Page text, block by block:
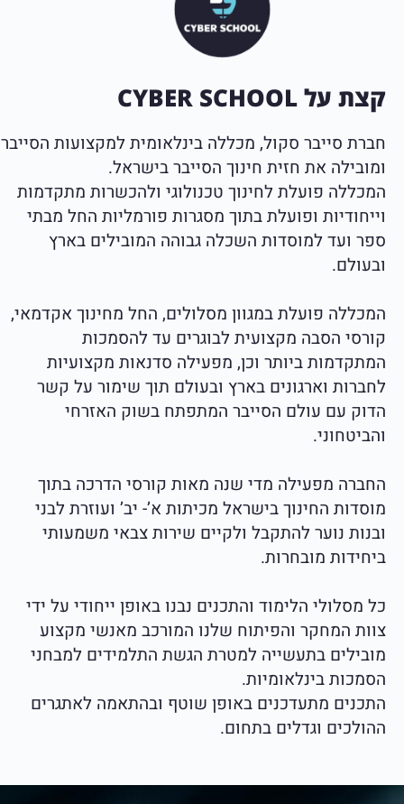
קצת על CYBER SCHOOL
חברת סייבר סקול, מכללה בינלאומית למקצועות הסייבר
ומובילה את חזית חינוך הסייבר בישראל.
המכללה פועלת לחינוך טכנולוגי ולהכשרות מתקדמות
וייחודיות ופועלת בתוך מסגרות פורמליות החל מבתי
ספר ועד למוסדות השכלה גבוהה המובילים בארץ
ובעולם.
המכללה פועלת במגוון מסלולים, החל מחינוך אקדמאי,
קורסי הסבה מקצועית לבוגרים עד להסמכות
המתקדמות ביותר וכן, מפעילה סדנאות מקצועיות
לחברות וארגונים בארץ ובעולם תוך שימור על קשר
הדוק עם עולם הסייבר המתפתח בשוק האזרחי
והביטחוני.
החברה מפעילה מדי שנה מאות קורסי הדרכה בתוך
מוסדות החינוך בישראל מכיתות א’- יב’ ועוזרת לבני
ובנות נוער להתקבל ולקיים שירות צבאי משמעותי
ביחידות מובחרות.
כל מסלולי הלימוד והתכנים נבנו באופן ייחודי על ידי
צוות המחקר והפיתוח שלנו המורכב מאנשי מקצוע
מובילים בתעשייה למטרת הגשת התלמידים למבחני
הסמכות בינלאומיות.
התכנים מתעדכנים באופן שוטף ובהתאמה לאתגרים
ההולכים וגדלים בתחום.